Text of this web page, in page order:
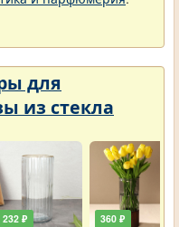
для
из стекла
232 ₽ 360 ₽